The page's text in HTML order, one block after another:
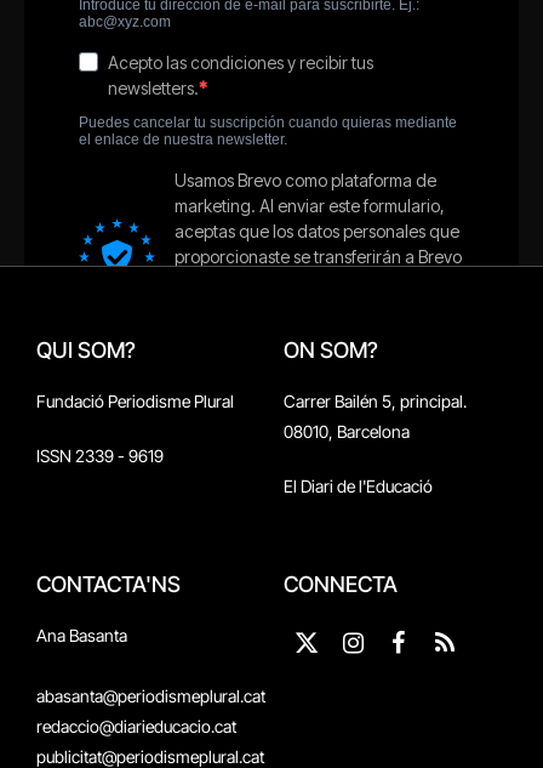
QUI SOM?
Fundació Periodisme Plural
ISSN 2339 - 9619
ON SOM?
Carrer Bailén 5, principal.
08010, Barcelona
El Diari de l'Educació
CONTACTA'NS
Ana Basanta
abasanta@periodismeplural.cat
redaccio@diarieducacio.cat
publicitat@periodismeplural.cat
CONNECTA
X
Instagram
Facebook
RSS